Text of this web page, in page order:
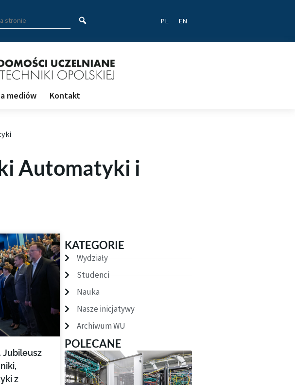
aby wyszukać
PL EN
mediów Kontakt
Automatyki i
Jubileusz
z
KATEGORIE
Wydziały
Studenci
Nauka
Nasze inicjatywy
Archiwum WU
POLECANE